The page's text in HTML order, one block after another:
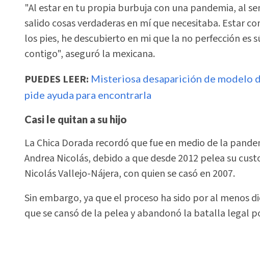
"Al estar en tu propia burbuja con una pandemia, al
salido cosas verdaderas en mí que necesitaba. Estar
los pies, he descubierto en mi que la no perfección es
contigo", aseguró la mexicana.
PUEDES LEER: Misteriosa desaparición de modelo
pide ayuda para encontrarla
Casi le quitan a su hijo
La Chica Dorada recordó que fue en medio de la
Andrea Nicolás, debido a que desde 2012 pelea su
Nicolás Vallejo-Nájera, con quien se casó en 2007.
Sin embargo, ya que el proceso ha sido por al menos
que se cansó de la pelea y abandonó la batalla legal